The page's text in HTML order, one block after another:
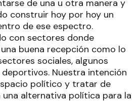
de una u otra manera y
construir hoy por hoy un
de ese espectro.
con sectores donde
buena recepción como lo
sociales, algunos
Nuestra intención
político y tratar de
alternativa política para la